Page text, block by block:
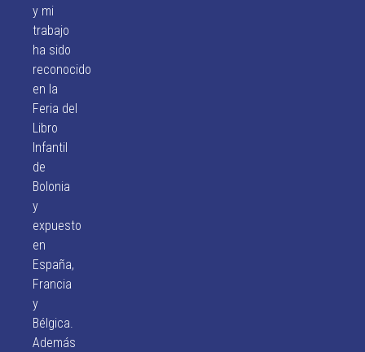
y mi
trabajo
ha sido
reconocido
en la
Feria del
Libro
Infantil
de
Bolonia
y
expuesto
en
España,
Francia
y
Bélgica.
Además